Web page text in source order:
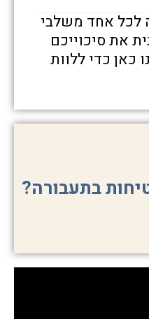
לכל אחד משלבי
את סיכוייכם
כדי ללוות
בתעבורה?